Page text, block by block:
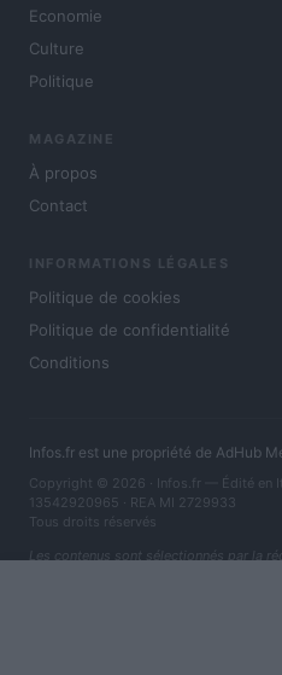
Economie
Culture
Politique
MAGAZINE
À propos
Contact
INFORMATIONS LÉGALES
Politique de cookies
Politique de confidentialité
Conditions
Infos.fr est une propriété de AdHub
Copyright © 2026 · Infos.fr — Édité en
13542920965 · REA MI 2729933
Tous droits réservés
Les contenus sont sélectionnés par la